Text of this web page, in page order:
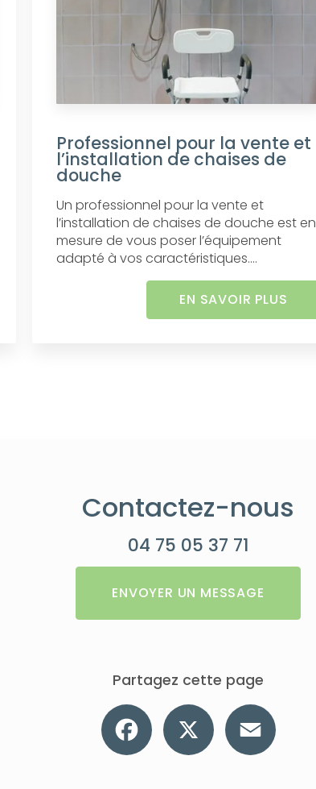
Professionnel pour la vente et
l’installation de chaises de
douche
Un professionnel pour la vente et
l’installation de chaises de douche est en
mesure de vous poser l’équipement
adapté à vos caractéristiques....
EN SAVOIR PLUS
Contactez-nous
04 75 05 37 71
ENVOYER UN MESSAGE
Partagez cette page
Facebook